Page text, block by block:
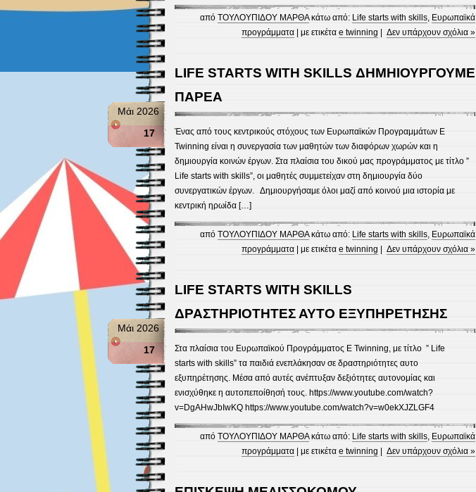
από ΤΟΥΛΟΥΠΙΔΟΥ ΜΑΡΘΑκάτω από: Life starts with skills, Ευρωπαϊκά
προγράμματα| με ετικέτα e twinning | Δεν υπάρχουν σχόλια »
LIFE STARTS WITH SKILLS ΔΗΜΗΙΟΥΡΓΟΥΜΕ
ΠΑΡΕΑ
Μάι 2026
17
Ένας από τους κεντρικούς στόχους των Ευρωπαϊκών Προγραμμάτων E
Twinning είναι η συνεργασία των μαθητών των διαφόρων χωρών και η
δημιουργία κοινών έργων. Στα πλαίσια του δικού μας προγράμματος με τίτλο ”
Life starts with skills”, οι μαθητές συμμετείχαν στη δημιουργία δύο
συνεργατικών έργων. Δημιουργήσαμε όλοι μαζί από κοινού μια ιστορία με
κεντρική ηρωίδα […]
από ΤΟΥΛΟΥΠΙΔΟΥ ΜΑΡΘΑκάτω από: Life starts with skills, Ευρωπαϊκά
προγράμματα| με ετικέτα e twinning | Δεν υπάρχουν σχόλια »
LIFE STARTS WITH SKILLS
ΔΡΑΣΤΗΡΙΟΤΗΤΕΣ ΑΥΤΟ ΕΞΥΠΗΡΕΤΗΣΗΣ
Μάι 2026
17
Στα πλαίσια του Ευρωπαϊκού Προγράμματος E Twinning, με τίτλο ” Life
starts with skills” τα παιδιά ενεπλάκησαν σε δραστηριότητες αυτο
εξυπηρέτησης. Μέσα από αυτές ανέπτυξαν δεξιότητες αυτονομίας και
ενισχύθηκε η αυτοπεποίθησή τους. https://www.youtube.com/watch?
v=DgAHwJbIwKQ https://www.youtube.com/watch?v=w0ekXJZLGF4
από ΤΟΥΛΟΥΠΙΔΟΥ ΜΑΡΘΑκάτω από: Life starts with skills, Ευρωπαϊκά
προγράμματα| με ετικέτα e twinning | Δεν υπάρχουν σχόλια »